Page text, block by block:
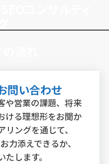
問い合わせ
や営業の課題、将来
ける理想形をお聞か
ングを通じて、
力添えできるか、
します。